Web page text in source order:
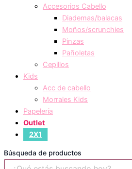
Accesorios Cabello
Diademas/balacas
Moños/scrunchies
Pinzas
Pañoletas
Cepillos
Kids
Acc de cabello
Morrales Kids
Papelería
Outlet
2X1
Búsqueda de productos